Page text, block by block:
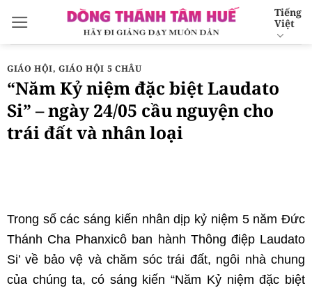
qua
nội
dung
Tiếng
Việt
GIÁO HỘI,GIÁO HỘI 5 CHÂU
“Năm Kỷ niệm đặc biệt Laudato
Si” – ngày 24/05 cầu nguyện cho
trái đất và nhân loại
Trong số các sáng kiến nhân dịp kỷ niệm 5 năm Đức
Thánh Cha Phanxicô ban hành Thông điệp Laudato
Si’ về bảo vệ và chăm sóc trái đất, ngôi nhà chung
của chúng ta, có sáng kiến “Năm Kỷ niệm đặc biệt